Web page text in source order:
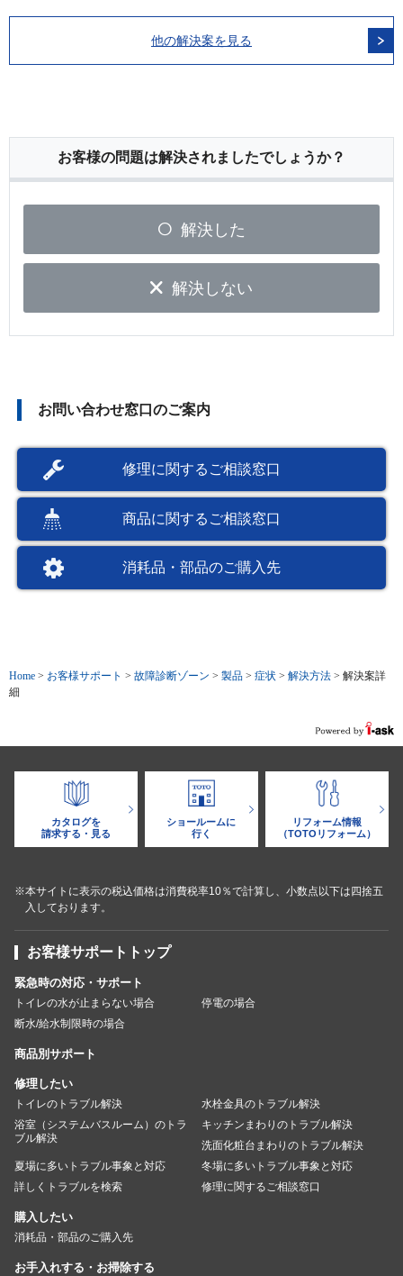
他の解決案を見る
お客様の問題は解決されましたでしょうか？
解決した
解決しない
お問い合わせ窓口のご案内
修理に関するご相談窓口
商品に関するご相談窓口
消耗品・部品のご購入先
Home > お客様サポート > 故障診断ゾーン > 製品 > 症状 > 解決方法 > 解決案詳
細
カタログを
請求する・見る
ショールームに
行く
リフォーム情報
（TOTOリフォーム）
※本サイトに表示の税込価格は消費税率10％で計算し、小数点以下は四捨五
入しております。
お客様サポートトップ
緊急時の対応・サポート
トイレの水が止まらない場合
停電の場合
断水/給水制限時の場合
商品別サポート
修理したい
トイレのトラブル解決
水栓金具のトラブル解決
浴室（システムバスルーム）のトラ
ブル解決
キッチンまわりのトラブル解決
洗面化粧台まわりのトラブル解決
夏場に多いトラブル事象と対応
冬場に多いトラブル事象と対応
詳しくトラブルを検索
修理に関するご相談窓口
購入したい
消耗品・部品のご購入先
お手入れする・お掃除する